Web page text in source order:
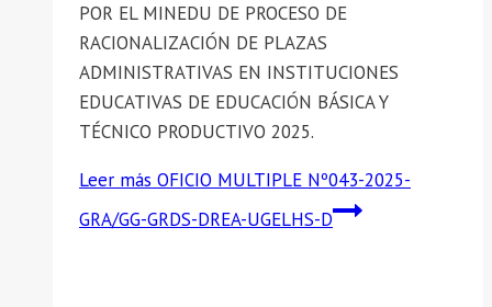
POR EL MINEDU DE PROCESO DE
RACIONALIZACIÓN DE PLAZAS
ADMINISTRATIVAS EN INSTITUCIONES
EDUCATIVAS DE EDUCACIÓN BÁSICA Y
TÉCNICO PRODUCTIVO 2025.
Leer más OFICIO MULTIPLE Nº043-2025-
GRA/GG-GRDS-DREA-UGELHS-D